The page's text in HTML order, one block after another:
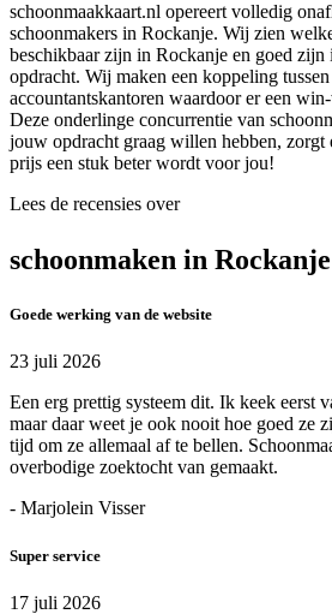
schoonmaakkaart.nl opereert volledig
schoonmakers in Rockanje. Wij zien
beschikbaar zijn in Rockanje en goed
opdracht. Wij maken een koppeling
accountantskantoren waardoor er een
Deze onderlinge concurrentie van
jouw opdracht graag willen hebben, zorgt
prijs een stuk beter wordt voor jou!
Lees de recensies over
schoonmaken in Rockanje
Goede werking van de website
23 juli 2026
Een erg prettig systeem dit. Ik keek eerst
maar daar weet je ook nooit hoe goed ze
tijd om ze allemaal af te bellen.
overbodige zoektocht van gemaakt.
- Marjolein Visser
Super service
17 juli 2026